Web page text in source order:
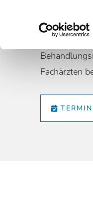
Die
Fachärzten